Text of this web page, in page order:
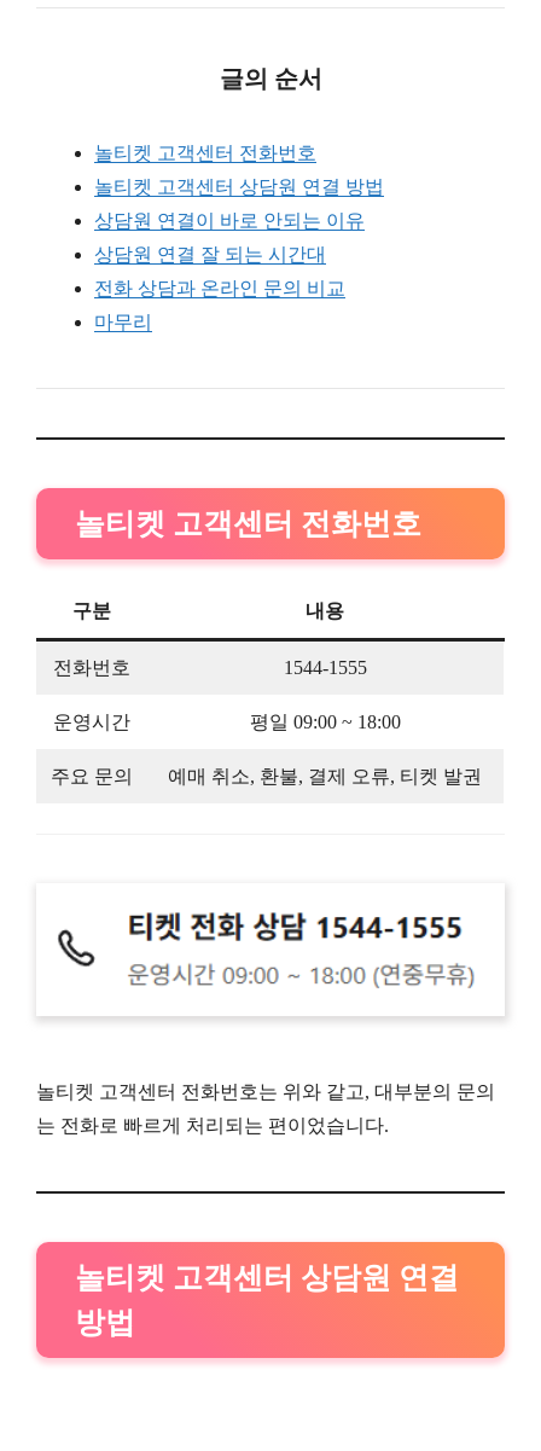
글의 순서
놀티켓 고객센터 전화번호
놀티켓 고객센터 상담원 연결 방법
상담원 연결이 바로 안되는 이유
상담원 연결 잘 되는 시간대
전화 상담과 온라인 문의 비교
마무리
놀티켓 고객센터 전화번호
구분 내용
전화번호 1544-1555
운영시간 평일 09:00 ~ 18:00
주요 문의 예매 취소, 환불, 결제 오류, 티켓 발권
놀티켓 고객센터 전화번호는 위와 같고, 대부분의 문의
는 전화로 빠르게 처리되는 편이었습니다.
놀티켓 고객센터 상담원 연결
방법